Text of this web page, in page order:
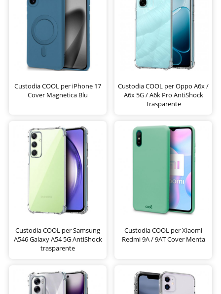
Custodia COOL per iPhone 17
Cover Magnetica Blu
Custodia COOL per Oppo A6x /
A6x 5G / A6k Pro AntiShock
Trasparente
Custodia COOL per Samsung
A546 Galaxy A54 5G AntiShock
trasparente
Custodia COOL per Xiaomi
Redmi 9A / 9AT Cover Menta